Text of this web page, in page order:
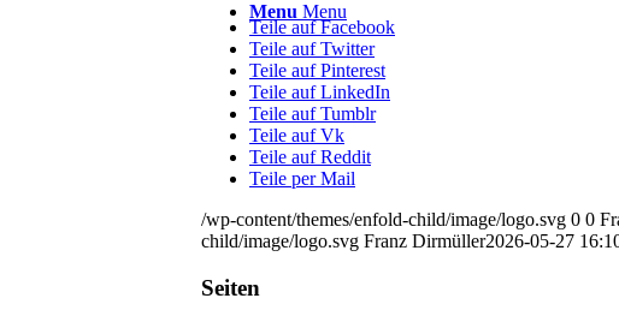
Menu Menu
Teile auf Facebook
Teile auf Twitter
Teile auf Pinterest
Teile auf LinkedIn
Teile auf Tumblr
Teile auf Vk
Teile auf Reddit
Teile per Mail
/wp-content/themes/enfold-child/image/logo.svg 0 0
child/image/logo.svg Franz Dirmüller2026-05-27
Seiten